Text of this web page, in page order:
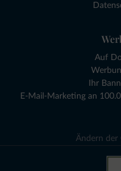
Auf
Ihr
E-Mail-Marketing an
Ändern der